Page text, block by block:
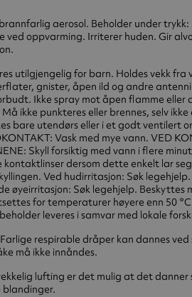
aerosol. Beholder under trykk:
ved oppvarming. Irriterer huden. Gir
utilgjengelig for barn. Holdes vekk fra
gnister, åpen ild og andre
Ikke spray mot åpen flamme eller
ikke punkteres eller brennes, selv
bare utendørs eller i et godt ventilert
Vask med mye vann. VED
Skyll forsiktig med vann i flere
kontaktlinser dersom dette enkelt lar
Ved hudirritasjon: Søk legehjelp.
øyeirritasjon: Søk legehjelp. Beskyttes
for temperaturer høyere enn 50 °C
leveres i samvar med lokale
respirable dråper kan dannes
må ikke innåndes.
lufting er det mulig at det danner
blandinger.